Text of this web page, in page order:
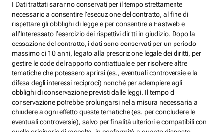
I Dati trattati saranno conservati per il tempo strettamente
necessario a consentire l’esecuzione del contratto, al fine di
rispettare gli obblighi di legge e per consentire a Fastweb e
all’Interessato l’esercizio dei rispettivi diritti in giudizio. Dopo la
cessazione del contratto, i dati sono conservati per un periodo
massimo di 10 anni, legato alla prescrizione legale dei diritti, per
gestire le code del rapporto contrattuale e per risolvere altre
tematiche che potessero aprirsi (es., eventuali controversie e la
difesa degli interessi reciproci) nonché per adempiere agli
obblighi di conservazione previsti dalle leggi. Il tempo di
conservazione potrebbe prolungarsi nella misura necessaria a
chiudere a ogni effetto queste tematiche (es. per concludere le
eventuali controversie), salvo per finalità ulteriori e compatibili con